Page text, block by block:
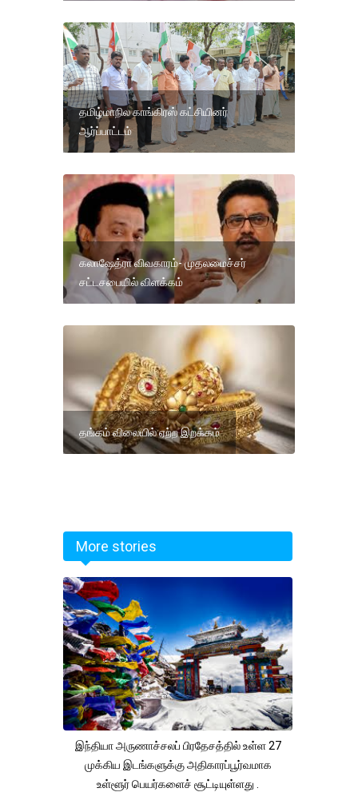
தமிழ்மாநில காங்கிரஸ் கட்சியினர்
ஆர்ப்பாட்டம்
கலாஷேத்ரா விவகாரம்- முதலமைச்சர்
சட்டசபையில் விளக்கம்
தங்கம் விலையில் ஏற்ற இறக்கம்
More stories
இந்தியா அருணாச்சலப் பிரதேசத்தில் உள்ள 27
முக்கிய இடங்களுக்கு அதிகாரப்பூர்வமாக
உள்ளூர் பெயர்களைச் சூட்டியுள்ளது .